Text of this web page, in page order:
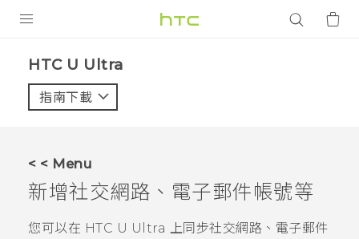
VIVE
HTC U Ultra‎
指南下載
< < Menu
新增社交網路、電子郵件帳號等
您可以在 HTC U Ultra 上同步社交網路、電子郵件